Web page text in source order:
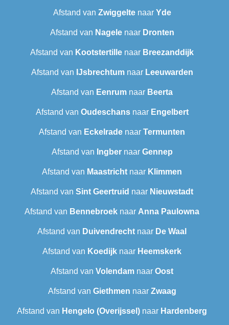
Afstand van Zwiggeltenaar Yde
Afstand van Nagelenaar Dronten
Afstand van Kootstertille naar Breezanddijk
Afstand van IJsbrechtumnaar Leeuwarden
Afstand van Eenrum naar Beerta
Afstand van Oudeschansnaar Engelbert
Afstand van Eckelrade naar Termunten
Afstand van Ingbernaar Gennep
Afstand van Maastricht naar Klimmen
Afstand van Sint Geertruid naar Nieuwstadt
Afstand van Bennebroek naar Anna Paulowna
Afstand van Duivendrecht naar De Waal
Afstand van Koedijk naar Heemskerk
Afstand van Volendam naar Oost
Afstand van Giethmen naar Zwaag
Afstand van Hengelo (Overijssel) naar Hardenberg